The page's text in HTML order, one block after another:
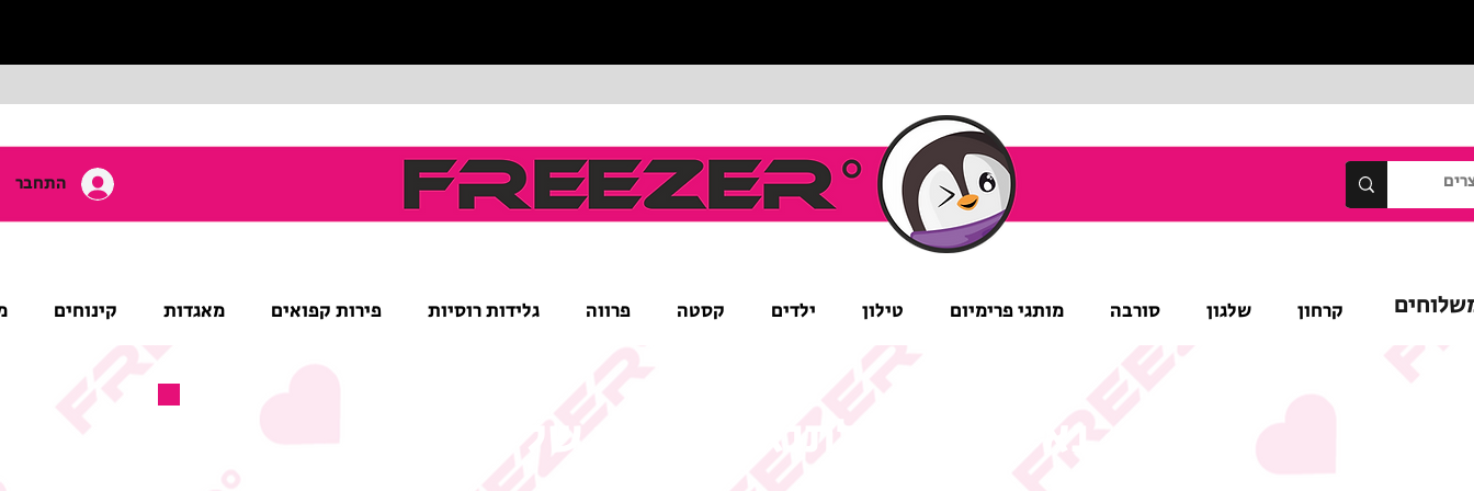
התחבר
קרחון שלגון סורבה מותגי פרימיום טילון ילדים קסטה פרווה גלידות רוסיות פירות קפואים מאגדות קינוחים
נא לשים לב לתנאי המבצע של המוצר